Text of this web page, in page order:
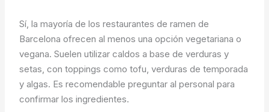
Sí, la mayoría de los restaurantes de ramen de
Barcelona ofrecen al menos una opción vegetariana o
vegana. Suelen utilizar caldos a base de verduras y
setas, con toppings como tofu, verduras de temporada
y algas. Es recomendable preguntar al personal para
confirmar los ingredientes.